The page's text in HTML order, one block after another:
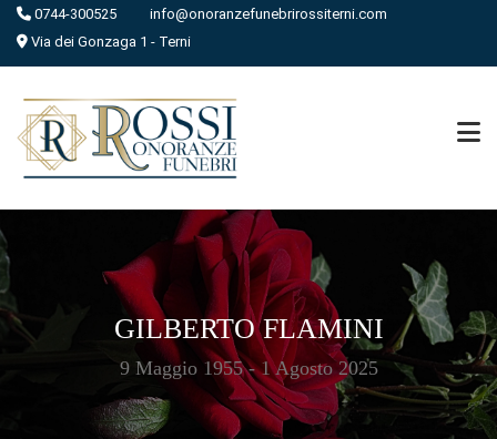
0744-300525
info@onoranzefunebrirossiterni.com
Via dei Gonzaga 1 - Terni
GILBERTO FLAMINI
9 Maggio 1955 - 1 Agosto 2025